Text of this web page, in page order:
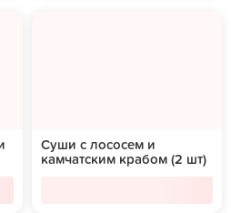
Суши с лососем и
камчатским крабом (2 шт)